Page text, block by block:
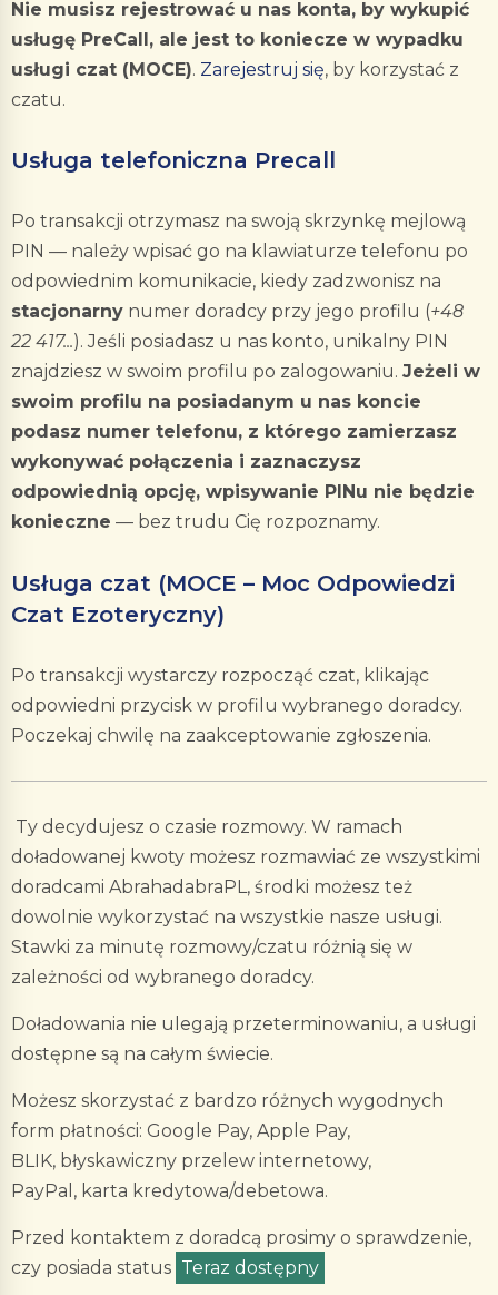
Nie musisz rejestrować u nas konta, by wykupić
usługę PreCall, ale jest to koniecze w wypadku
usługi czat (MOCE). Zarejestruj się, by korzystać z
czatu.
Usługa telefoniczna Precall
Po transakcji otrzymasz na swoją skrzynkę mejlową
PIN — należy wpisać go na klawiaturze telefonu po
odpowiednim komunikacie, kiedy zadzwonisz na
stacjonarny numer doradcy przy jego profilu (+48
22 417...). Jeśli posiadasz u nas konto, unikalny PIN
znajdziesz w swoim profilu po zalogowaniu. Jeżeli w
swoim profilu na posiadanym u nas koncie
podasz numer telefonu, z którego zamierzasz
wykonywać połączenia i zaznaczysz
odpowiednią opcję, wpisywanie PINu nie będzie
konieczne — bez trudu Cię rozpoznamy.
Usługa czat (MOCE – Moc Odpowiedzi
Czat Ezoteryczny)
Po transakcji wystarczy rozpocząć czat, klikając
odpowiedni przycisk w profilu wybranego doradcy.
Poczekaj chwilę na zaakceptowanie zgłoszenia.
Ty decydujesz o czasie rozmowy. W ramach
doładowanej kwoty możesz rozmawiać ze wszystkimi
doradcami AbrahadabraPL, środki możesz też
dowolnie wykorzystać na wszystkie nasze usługi.
Stawki za minutę rozmowy/czatu różnią się w
zależności od wybranego doradcy.
Doładowania nie ulegają przeterminowaniu, a usługi
dostępne są na całym świecie.
Możesz skorzystać z bardzo różnych wygodnych
form płatności: Google Pay, Apple Pay,
BLIK, błyskawiczny przelew internetowy,
PayPal, karta kredytowa/debetowa.
Przed kontaktem z doradcą prosimy o sprawdzenie,
czy posiada status Teraz dostępny